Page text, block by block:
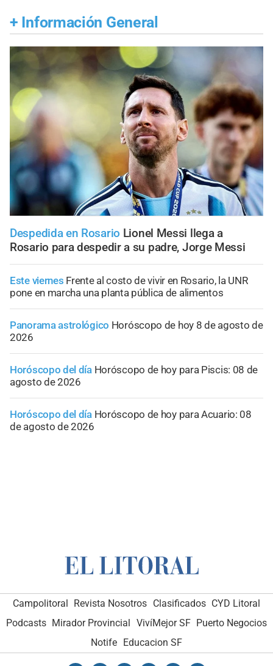
+ Información General
Despedida en Rosario Lionel Messi llega a
Rosario para despedir a su padre, Jorge Messi
Este viernes Frente al costo de vivir en Rosario, la UNR
pone en marcha una planta pública de alimentos
Panorama astrológico Horóscopo de hoy 8 de agosto de
2026
Horóscopo del día Horóscopo de hoy para Piscis: 08 de
agosto de 2026
Horóscopo del día Horóscopo de hoy para Acuario: 08
de agosto de 2026
Campolitoral Revista Nosotros Clasificados CYD Litoral
Podcasts Mirador Provincial VivíMejor SF Puerto Negocios
Notife
Educacion SF